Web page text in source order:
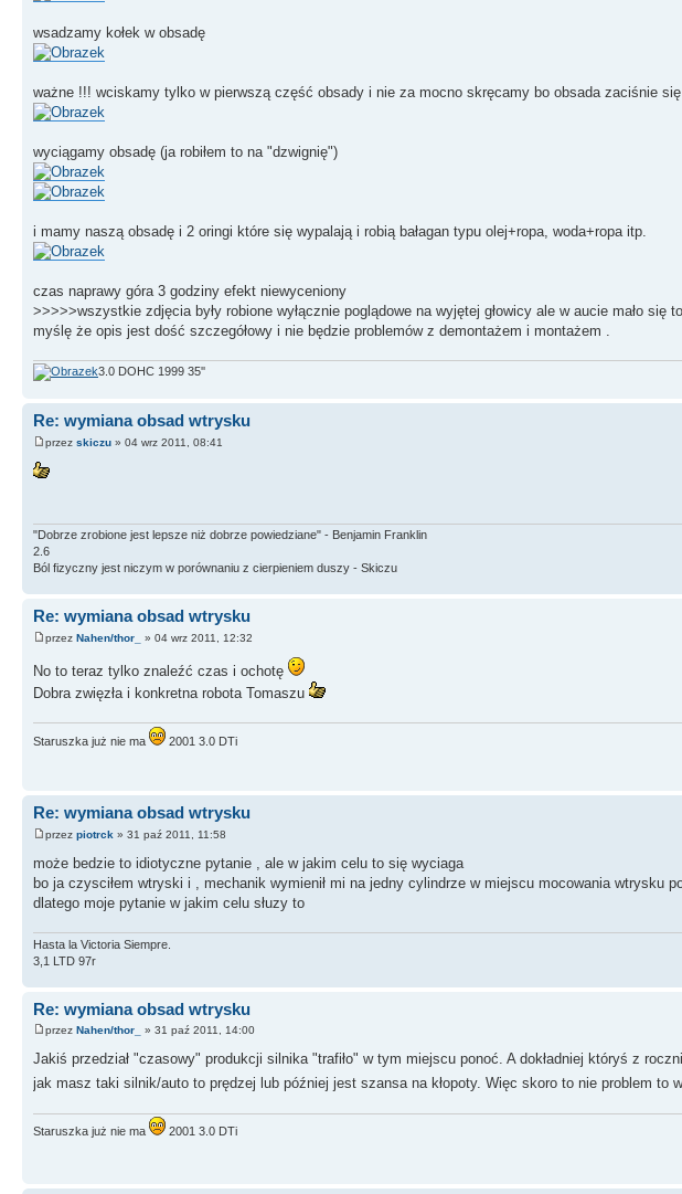
wsadzamy kołek w obsadę
ważne !!! wciskamy tylko w pierwszą część obsady i nie za mocno skręcamy bo obsada zaciśnie się
wyciągamy obsadę (ja robiłem to na "dzwignię")
i mamy naszą obsadę i 2 oringi które się wypalają i robią bałagan typu olej+ropa, woda+ropa itp.
czas naprawy góra 3 godziny efekt niewyceniony
>>>>>wszystkie zdjęcia były robione wyłącznie poglądowe na wyjętej głowicy ale w aucie mało się
myślę że opis jest dość szczegółowy i nie będzie problemów z demontażem i montażem .
3.0 DOHC 1999 35''
Re: wymiana obsad wtrysku
przez skiczu » 04 wrz 2011, 08:41
"Dobrze zrobione jest lepsze niż dobrze powiedziane" - Benjamin Franklin
2.6
Ból fizyczny jest niczym w porównaniu z cierpieniem duszy - Skiczu
Re: wymiana obsad wtrysku
przez Nahen/thor_ » 04 wrz 2011, 12:32
No to teraz tylko znaleźć czas i ochotę
Dobra zwięzła i konkretna robota Tomaszu
Staruszka już nie ma 2001 3.0 DTi
Re: wymiana obsad wtrysku
przez piotrck » 31 paź 2011, 11:58
może bedzie to idiotyczne pytanie , ale w jakim celu to się wyciaga
bo ja czysciłem wtryski i , mechanik wymienił mi na jedny cylindrze w miejscu mocowania wtrysku
dlatego moje pytanie w jakim celu słuzy to
Hasta la Victoria Siempre.
3,1 LTD 97r
Re: wymiana obsad wtrysku
przez Nahen/thor_ » 31 paź 2011, 14:00
Jakiś przedział "czasowy" produkcji silnika "trafiło" w tym miejscu ponoć. A dokładniej któryś z
jak masz taki silnik/auto to prędzej lub później jest szansa na kłopoty. Więc skoro to nie problem to
Staruszka już nie ma 2001 3.0 DTi